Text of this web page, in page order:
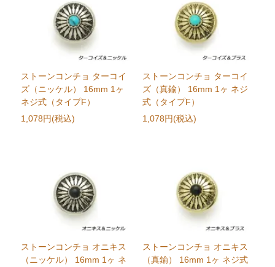
ストーンコンチョ ターコイ
ズ（ニッケル） 16mm 1ヶ
ネジ式（タイプF）
1,078円(税込)
ストーンコンチョ ターコイ
ズ（真鍮） 16mm 1ヶ ネジ
式（タイプF）
1,078円(税込)
ストーンコンチョ オニキス
（ニッケル） 16mm 1ヶ ネ
ストーンコンチョ オニキス
（真鍮） 16mm 1ヶ ネジ式